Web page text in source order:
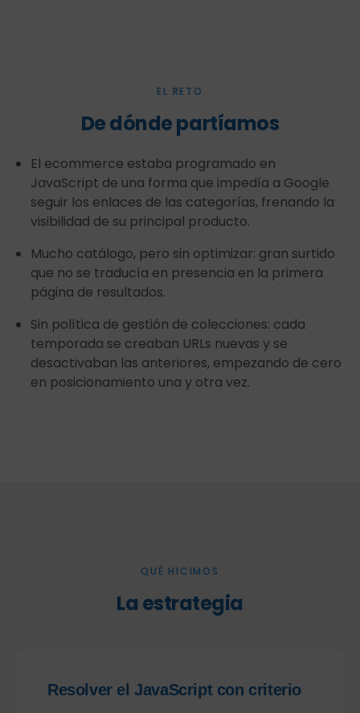
EL RETO
De dónde partíamos
El ecommerce estaba programado en
JavaScript de una forma que impedía a Google
seguir los enlaces de las categorías, frenando la
visibilidad de su principal producto.
Mucho catálogo, pero sin optimizar: gran surtido
que no se traducía en presencia en la primera
página de resultados.
Sin política de gestión de colecciones: cada
temporada se creaban URLs nuevas y se
desactivaban las anteriores, empezando de cero
en posicionamiento una y otra vez.
QUÉ HICIMOS
La estrategia
Resolver el JavaScript con criterio